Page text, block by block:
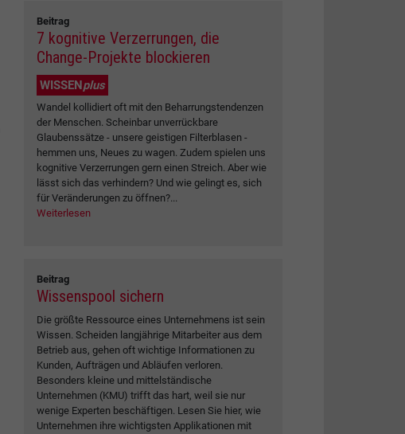
Beitrag
7 kognitive Verzerrungen, die
Change-Projekte blockieren
WISSENplus
Wandel kollidiert oft mit den Beharrungstendenzen
der Menschen. Scheinbar unverrückbare
Glaubenssätze - unsere geistigen Filterblasen -
hemmen uns, Neues zu wagen. Zudem spielen uns
kognitive Verzerrungen gern einen Streich. Aber wie
lässt sich das verhindern? Und wie gelingt es, sich
für Veränderungen zu öffnen?...
Weiterlesen
Beitrag
Wissenspool sichern
Die größte Ressource eines Unternehmens ist sein
Wissen. Scheiden langjährige Mitarbeiter aus dem
Betrieb aus, gehen oft wichtige Informationen zu
Kunden, Aufträgen und Abläufen verloren.
Besonders kleine und mittelständische
Unternehmen (KMU) trifft das hart, weil sie nur
wenige Experten beschäftigen. Lesen Sie hier, wie
Unternehmen ihre wichtigsten Applikationen mit